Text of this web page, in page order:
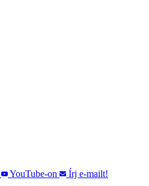
YouTube-on
Írj e-mailt!